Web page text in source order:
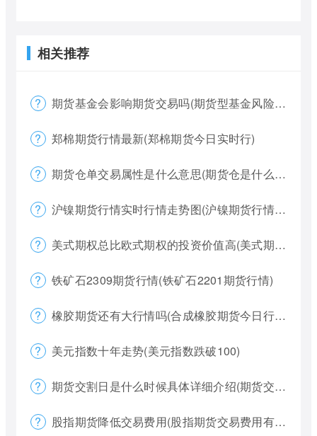
相关推荐
期货基金会影响期货交易吗(期货型基金风险大吗)
郑棉期货行情最新(郑棉期货今日实时行)
期货仓单交易属性是什么意思(期货仓是什么意思)
沪镍期货行情实时行情走势图(沪镍期货行情价格)
美式期权总比欧式期权的投资价值高(美式期权和欧式期权哪个风险更大)
铁矿石2309期货行情(铁矿石2201期货行情)
橡胶期货还有大行情吗(合成橡胶期货今日行情)
美元指数十年走势(美元指数跌破100)
期货交割日是什么时候具体详细介绍(期货交割日一般是涨还是跌)
股指期货降低交易费用(股指期货交易费用有哪些)